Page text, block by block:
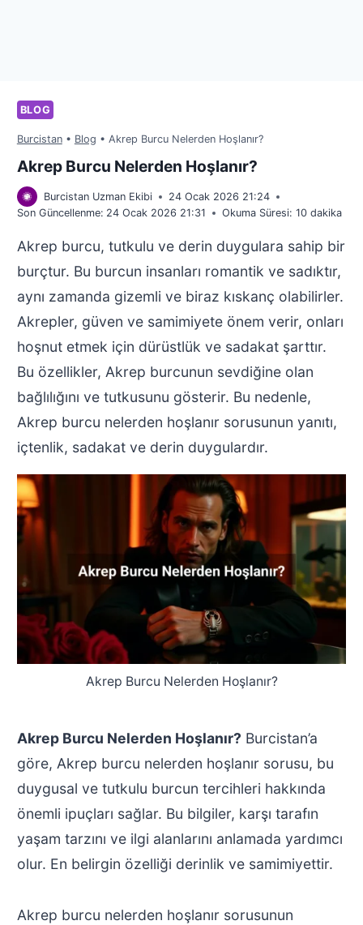
BLOG
Burcistan• Blog • Akrep Burcu Nelerden Hoşlanır?
Akrep Burcu Nelerden Hoşlanır?
Burcistan Uzman Ekibi
24 Ocak 2026 21:24
Son Güncellenme: 24 Ocak 2026 21:31 Okuma Süresi: 10 dakika
Akrep burcu, tutkulu ve derin duygulara sahip bir
burçtur. Bu burcun insanları romantik ve sadıktır,
aynı zamanda gizemli ve biraz kıskanç olabilirler.
Akrepler, güven ve samimiyete önem verir, onları
hoşnut etmek için dürüstlük ve sadakat şarttır.
Bu özellikler, Akrep burcunun sevdiğine olan
bağlılığını ve tutkusunu gösterir. Bu nedenle,
Akrep burcu nelerden hoşlanır sorusunun yanıtı,
içtenlik, sadakat ve derin duygulardır.
Akrep Burcu Nelerden Hoşlanır?
Akrep Burcu Nelerden Hoşlanır? Burcistan’a
göre, Akrep burcu nelerden hoşlanır sorusu, bu
duygusal ve tutkulu burcun tercihleri hakkında
önemli ipuçları sağlar. Bu bilgiler, karşı tarafın
yaşam tarzını ve ilgi alanlarını anlamada yardımcı
olur. En belirgin özelliği derinlik ve samimiyettir.
Akrep burcu nelerden hoşlanır sorusunun